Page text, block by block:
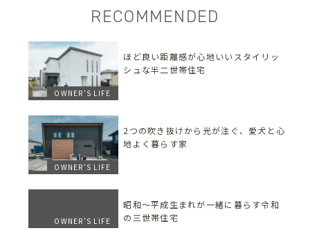
RECOMMENDED
OWNER'S LIFE
ほど良い距離感が心地いいスタイリッ
シュな半二世帯住宅
OWNER'S LIFE
2つの吹き抜けから光が注ぐ、愛犬と心
地よく暮らす家
OWNER'S LIFE
昭和〜平成生まれが一緒に暮らす令和
の三世帯住宅